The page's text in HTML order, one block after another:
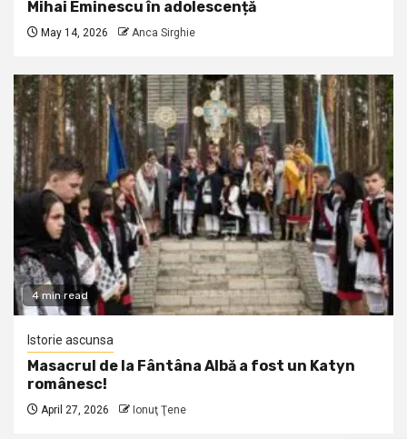
Mihai Eminescu în adolescență
May 14, 2026 Anca Sirghie
4 min read
Istorie ascunsa
Masacrul de la Fântâna Albă a fost un Katyn
românesc!
April 27, 2026 Ionuţ Ţene